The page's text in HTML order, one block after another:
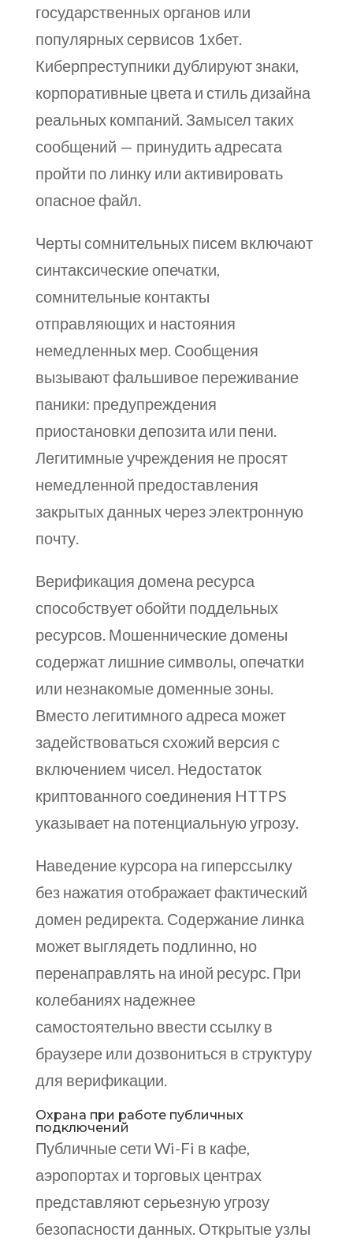
государственных органов или
популярных сервисов 1хбет.
Киберпреступники дублируют знаки,
корпоративные цвета и стиль дизайна
реальных компаний. Замысел таких
сообщений — принудить адресата
пройти по линку или активировать
опасное файл.
Черты сомнительных писем включают
синтаксические опечатки,
сомнительные контакты
отправляющих и настояния
немедленных мер. Сообщения
вызывают фальшивое переживание
паники: предупреждения
приостановки депозита или пени.
Легитимные учреждения не просят
немедленной предоставления
закрытых данных через электронную
почту.
Верификация домена ресурса
способствует обойти поддельных
ресурсов. Мошеннические домены
содержат лишние символы, опечатки
или незнакомые доменные зоны.
Вместо легитимного адреса может
задействоваться схожий версия с
включением чисел. Недостаток
криптованного соединения HTTPS
указывает на потенциальную угрозу.
Наведение курсора на гиперссылку
без нажатия отображает фактический
домен редиректа. Содержание линка
может выглядеть подлинно, но
перенаправлять на иной ресурс. При
колебаниях надежнее
самостоятельно ввести ссылку в
браузере или дозвониться в структуру
для верификации.
Охрана при работе публичных
подключений
Публичные сети Wi-Fi в кафе,
аэропортах и торговых центрах
представляют серьезную угрозу
безопасности данных. Открытые узлы